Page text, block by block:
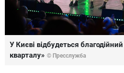
У Києві відбудеться
кварталу» © Пресслужба